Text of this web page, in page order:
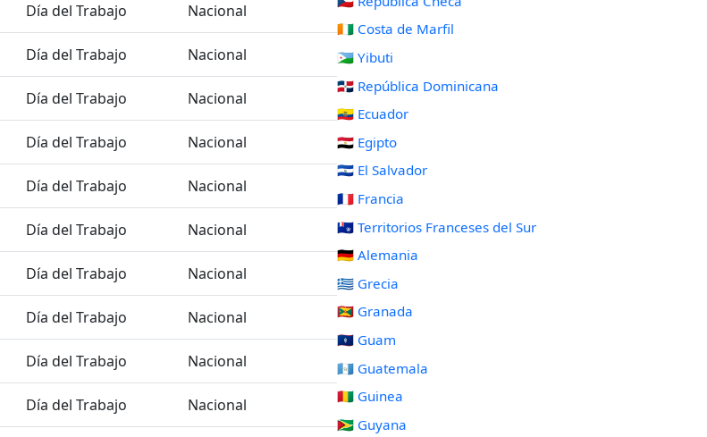
Día del Trabajo Nacional
Día del Trabajo Nacional
Día del Trabajo Nacional
Día del Trabajo Nacional
Día del Trabajo Nacional
Día del Trabajo Nacional
Día del Trabajo Nacional
Día del Trabajo Nacional
Día del Trabajo Nacional
Día del Trabajo Nacional
🇨🇮 Costa de Marfil
🇩🇯 Yibuti
🇩🇴 República Dominicana
🇪🇨 Ecuador
🇪🇬 Egipto
🇸🇻 El Salvador
🇫🇷 Francia
🇹🇫 Territorios Franceses del Sur
🇩🇪 Alemania
🇬🇷 Grecia
🇬🇩 Granada
🇬🇺 Guam
🇬🇹 Guatemala
🇬🇳 Guinea
🇬🇾 Guyana